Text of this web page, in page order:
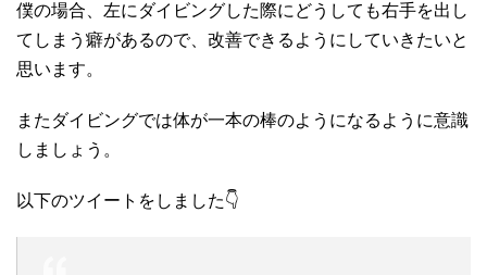
僕の場合、左にダイビングした際にどうしても右手を出し
てしまう癖があるので、改善できるようにしていきたいと
思います。
またダイビングでは体が一本の棒のようになるように意識
しましょう。
以下のツイートをしました👇